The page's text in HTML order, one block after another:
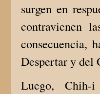
surgen en
contravienen
consecuencia,
Despertar y del
Luego,